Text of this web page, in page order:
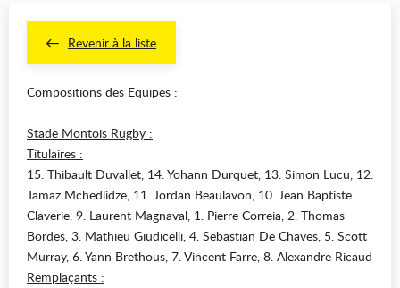
Revenir à la liste
Compositions des Equipes :
Stade Montois Rugby :
Titulaires :
15. Thibault Duvallet, 14. Yohann Durquet, 13. Simon Lucu, 12.
Tamaz Mchedlidze, 11. Jordan Beaulavon, 10. Jean Baptiste
Claverie, 9. Laurent Magnaval, 1. Pierre Correia, 2. Thomas
Bordes, 3. Mathieu Giudicelli, 4. Sebastian De Chaves, 5. Scott
Murray, 6. Yann Brethous, 7. Vincent Farre, 8. Alexandre Ricaud
Remplaçants :